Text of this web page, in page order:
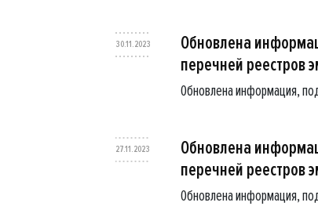
30.11.2023
Обновлена
перечней реестров
Обновлена информация,
27.11.2023
Обновлена
перечней реестров
Обновлена информация,